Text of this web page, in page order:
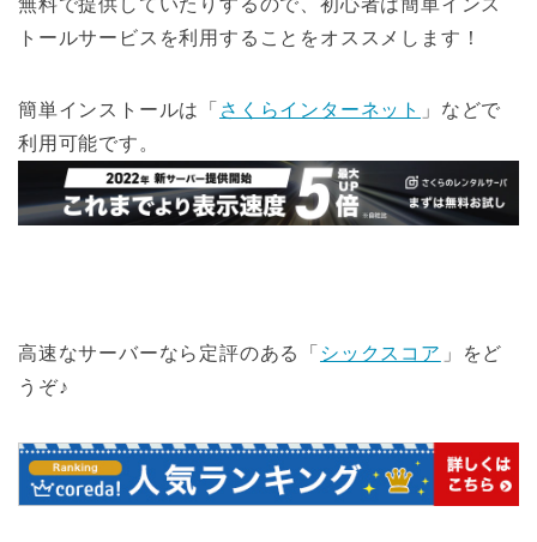
無料で提供していたりするので、初心者は簡単インス
トールサービスを利用することをオススメします！
簡単インストールは「 さくらインターネット
」などで
利用可能です。
高速なサーバーなら定評のある「 シックスコア 」をど
うぞ♪